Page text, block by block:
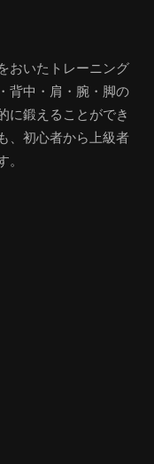
おいたトレーニング
背中・肩・腕・脚の
に鍛えることができ
、初心者から上級者